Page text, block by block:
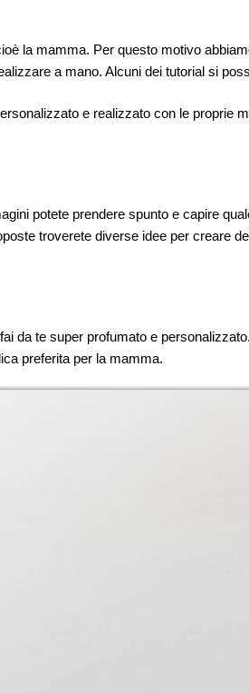
la mamma. Per questo motivo
a mano. Alcuni dei tutorial si
e realizzato con le proprie
potete prendere spunto e capire
troverete diverse idee per creare
da te super profumato e
preferita per la mamma.